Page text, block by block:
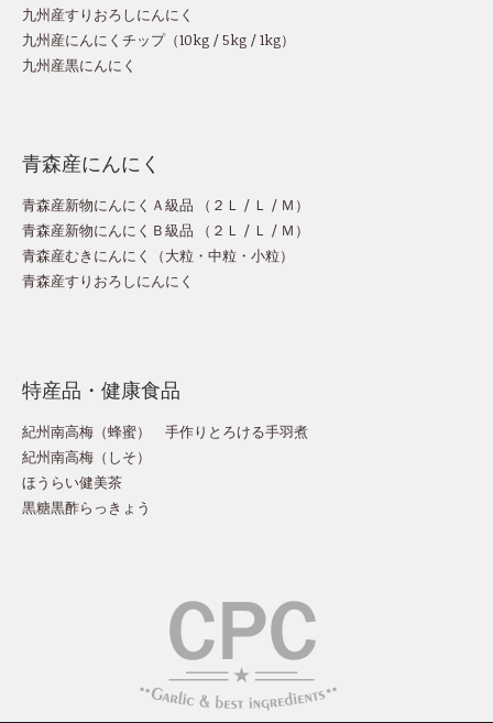
九州産すりおろしにんにく
九州産にんにくチップ（10kg /5kg /1kg）
九州産黒にんにく
青森産にんにく
青森産新物にんにくＡ級品 （ ２Ｌ / Ｌ / Ｍ ）
青森産新物にんにくＢ級品 （ ２Ｌ / Ｌ / Ｍ ）
青森産むきにんにく（大粒 ・ 中粒 ・ 小粒）
青森産すりおろしにんにく
特産品・健康食品
紀州南高梅（蜂蜜）
手作りとろける手羽煮
紀州南高梅（しそ）
ほうらい健美茶
黒糖黒酢らっきょう